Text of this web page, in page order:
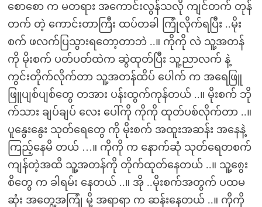
စောစော က မတရား အကောင်းလွန်သလို ကျင်တက် တုန်
တက် တဲ့ ကောင်းတာကြီး ထပ်တခါ ကြုံလိုက်ရပြီး ..မိုး
စက် ဖလက်ပြသွားရတော့တာဘဲ ..။ ကိုကို လဲ သူ့အတန်
ကို မိုးစက် ပတ်ပတ်ထဲက ဆွဲထုတ်ပြီး သူ့ညာလက် နဲ့
ကွင်းတိုက်လိုက်တာ သူ့အတန်ထိပ် ပေါက် က အရေဖြူ
ဖြူပျစ်ပျစ်တွေ တအား ပန်းထွက်ကုန်တယ် ..။ မိုးစက် ဘို
က်သား ချပ်ချပ် လေး ပေါ်ကို ကိုကို ထုတ်ပစ်လိုက်တာ ..။
ပူနွေးနွေး သုတ်ရေတွေ ကို မိုးစက် အထူးအဆန်း အနေနဲ့
ကြည့်နေမိ တယ် …။ ကိုကို က နောက်ဆုံ သုတ်ရေတစက်
ကျန်တဲ့အထိ သူ့အတန်ကို တိုက်ထုတ်နေတယ် ..။ သူ့၈ွေး
စိတွေ က ခါရမ်း နေတယ် ..။ အို ..မိုးစက်အတွက် ပထမ
ဆုံး အတွေ့အကြုံ မို့ အရာရာ က ဆန်းနေတယ် ..။ ကိုကို